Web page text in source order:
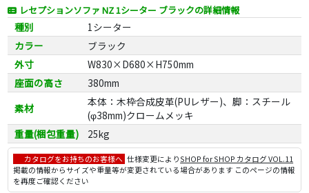
レセプションソファ NZ 1シーター ブラックの詳細情報
種別
1シーター
カラー
ブラック
外寸
W830×D680×H750mm
座面の高さ
380mm
素材
本体：木枠合成皮革(PUレザー)、脚：スチール
(φ38mm)クロームメッキ
重量(梱包重量)
25kg
カタログをお持ちのお客様へ 仕様変更によりSHOP for SHOP カタログ VOL.11
掲載の情報からサイズや重量等が変更されている場合があります このページの情報
を再度ご確認ください